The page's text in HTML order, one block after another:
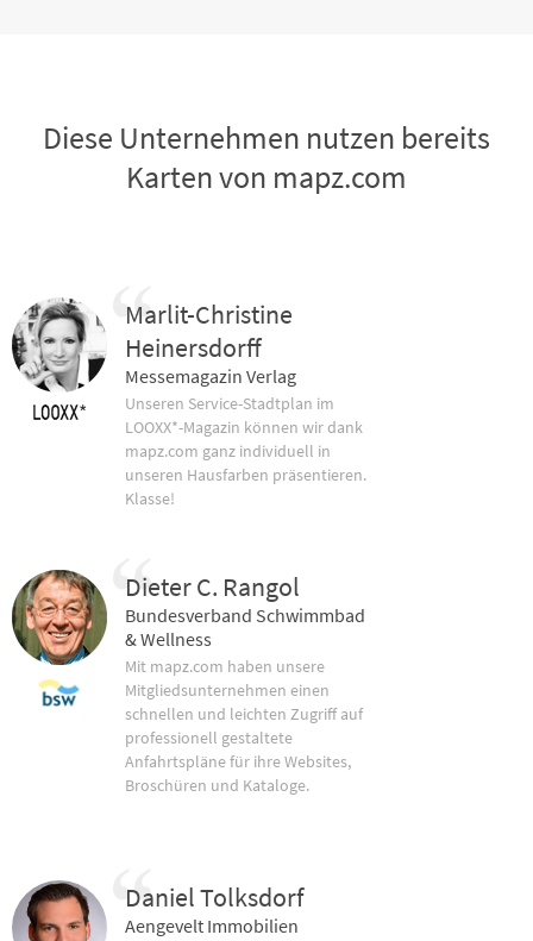
Diese Unternehmen nutzen bereits
Karten von mapz.com
Marlit-Christine
Heinersdorff
Messemagazin Verlag
Unseren Service-Stadtplan im
LOOXX*-Magazin können wir dank
mapz.com ganz individuell in
unseren Hausfarben präsentieren.
Klasse!
Dieter C. Rangol
Bundesverband Schwimmbad
& Wellness
Mit mapz.com haben unsere
Mitgliedsunternehmen einen
schnellen und leichten Zugriff auf
professionell gestaltete
Anfahrtspläne für ihre Websites,
Broschüren und Kataloge.
Daniel Tolksdorf
Aengevelt Immobilien